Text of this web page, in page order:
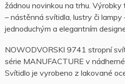
žádnou novinkou na trhu.
– nástěnná svítidla, lustry či lampy
jednoduchým a elegantním
NOWODVORSKI 9741 stropní
série MANUFACTURE v
Svítidlo je vyrobeno z lakované